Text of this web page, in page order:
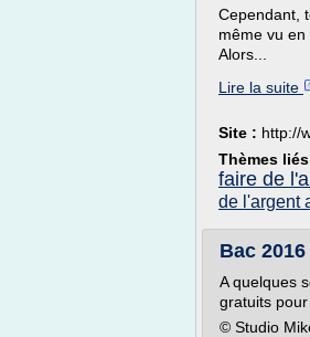
Cependant,
même vu
Alors...
Lire la suite
Site : http://
Thèmes
faire de
de l'argent
Bac
A quelques
gratuits
© Studio